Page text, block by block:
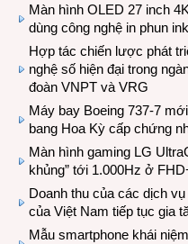
Màn hình OLED 27 inch
dùng công nghệ in phun
Hợp tác chiến lược phát
nghệ số hiện đại trong
đoàn VNPT và VRG
Máy bay Boeing 737-7
bang Hoa Kỳ cấp chứng
Màn hình gaming LG
khủng” tới 1.000Hz ở
Doanh thu của các dịch
của Việt Nam tiếp tục gia
Mẫu smartphone khái